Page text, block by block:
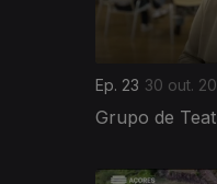
Ep. 23 30 out.
Grupo de